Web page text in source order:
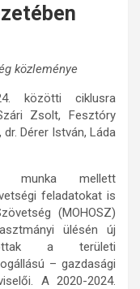
közleménye
közötti ciklusra
Zsolt, Fesztóry
Dérer István, Láda
munka mellett
feladatokat is
(MOHOSZ)
ülésén új
a területi
– gazdasági
A 2020-2024.